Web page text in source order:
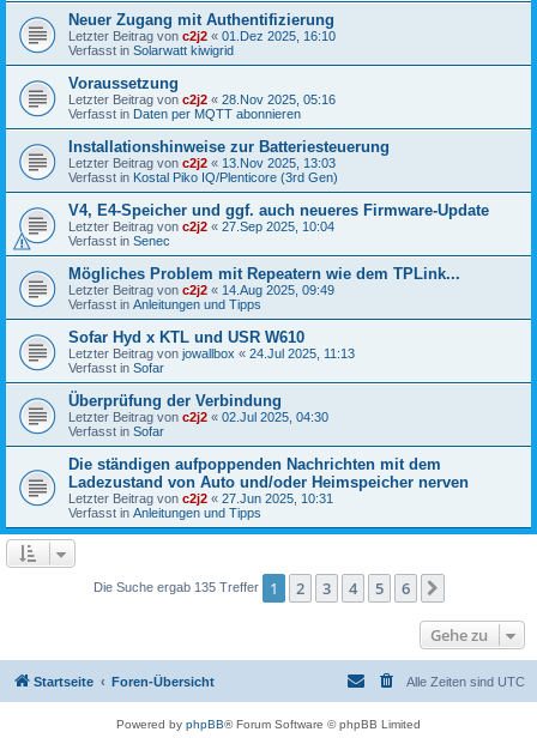
Neuer Zugang mit Authentifizierung
Letzter Beitrag von c2j2 « 01.Dez 2025, 16:10
Verfasst in Solarwatt kiwigrid
Voraussetzung
Letzter Beitrag von c2j2 « 28.Nov 2025, 05:16
Verfasst in Daten per MQTT abonnieren
Installationshinweise zur Batteriesteuerung
Letzter Beitrag von c2j2 « 13.Nov 2025, 13:03
Verfasst in Kostal Piko IQ/Plenticore (3rd Gen)
V4, E4-Speicher und ggf. auch neueres Firmware-Update
Letzter Beitrag von c2j2 « 27.Sep 2025, 10:04
Verfasst in Senec
Mögliches Problem mit Repeatern wie dem TPLink...
Letzter Beitrag von c2j2 « 14.Aug 2025, 09:49
Verfasst in Anleitungen und Tipps
Sofar Hyd x KTL und USR W610
Letzter Beitrag von jowallbox « 24.Jul 2025, 11:13
Verfasst in Sofar
Überprüfung der Verbindung
Letzter Beitrag von c2j2 « 02.Jul 2025, 04:30
Verfasst in Sofar
Die ständigen aufpoppenden Nachrichten mit dem
Ladezustand von Auto und/oder Heimspeicher nerven
Letzter Beitrag von c2j2 « 27.Jun 2025, 10:31
Verfasst in Anleitungen und Tipps
Die Suche ergab 135 Treffer 1 2 3 4 5 6
Gehe zu
Startseite Foren-Übersicht Alle Zeiten sind UTC
Powered by phpBB® Forum Software © phpBB Limited